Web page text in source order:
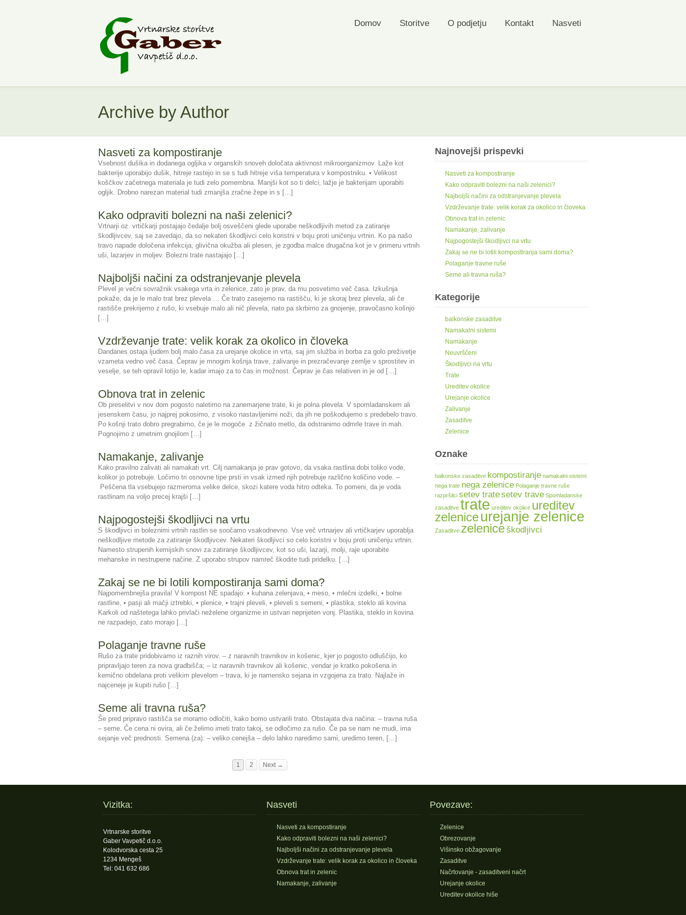
Domov Storitve O podjetju Kontakt Nasveti
Archive by Author
Nasveti za kompostiranje
Vsebnost dušika in dodanega ogljika v organskih snoveh določata aktivnost mikroorganizmov. Laže kot
bakterije uporabijo dušik, hitreje rastejo in se s tudi hitreje viša temperatura v kompostniku. • Velikost
koščkov začetnega materiala je tudi zelo pomembna. Manjši kot so ti delci, lažje je bakterijam uporabiti
ogljik. Drobno narezan material tudi zmanjša zračne žepe in s […]
Kako odpraviti bolezni na naši zelenici?
Vrtnarji oz. vrtičkarji postajajo čedalje bolj osveščeni glede uporabe neškodljivih metod za zatiranje
škodljivcev, saj se zavedajo, da so nekateri škodljivci celo koristni v boju proti uničenju vrtnin. Ko pa našo
travo napade določena infekcija, glivična okužba ali plesen, je zgodba malce drugačna kot je v primeru vrtnih
uši, lazarjev in moljev. Bolezni trate nastajajo […]
Najboljši načini za odstranjevanje plevela
Plevel je večni sovražnik vsakega vrta in zelenice, zato je prav, da mu posvetimo več časa. Izkušnja
pokaže, da je le malo trat brez plevela … Če trato zasejemo na rastišču, ki je skoraj brez plevela, ali če
rastišče prekrijemo z rušo, ki vsebuje malo ali nič plevela, nato pa skrbimo za gnojenje, pravočasno košnjo
[…]
Vzdrževanje trate: velik korak za okolico in človeka
Dandanes ostaja ljudem bolj malo časa za urejanje okolice in vrta, saj jim služba in borba za golo preživetje
vzameta vedno več časa. Čeprav je mnogim košnja trave, zalivanje in prezračevanje zemlje v sprostitev in
veselje, se teh opravil lotijo le, kadar imajo za to čas in možnost. Čeprav je čas relativen in je od […]
Obnova trat in zelenic
Ob preselitvi v nov dom pogosto naletimo na zanemarjene trate, ki je polna plevela. V spomladanskem ali
jesenskem času, jo najprej pokosimo, z visoko nastavljenimi noži, da jih ne poškodujemo s predebelo travo.
Po košnji trato dobro pregrabimo, če je le mogoče z žičnato metlo, da odstranimo odmrle trave in mah.
Pognojimo z umetnim gnojilom […]
Namakanje, zalivanje
Kako pravilno zalivati ali namakati vrt. Cilj namakanja je prav gotovo, da vsaka rastlina dobi toliko vode,
kolikor jo potrebuje. Ločimo tri osnovne tipe prsti in vsak izmed njih potrebuje različno količino vode. –
Peščena tla vsebujejo razmeroma velike delce, skozi katere voda hitro odteka. To pomeni, da je voda
rastlinam na voljo precej krajši […]
Najpogostejši škodljivci na vrtu
S škodljivci in boleznimi vrtnih rastlin se soočamo vsakodnevno. Vse več vrtnarjev ali vrtičkarjev uporablja
neškodljive metode za zatiranje škodljivcev. Nekateri škodljivci so celo koristni v boju proti uničenju vrtnin.
Namesto strupenih kemijskih snovi za zatiranje škodljivcev, kot so uši, lazarji, molji, raje uporabite
mehanske in nestrupene načine. Z uporabo strupov namreč škodite tudi pridelku. […]
Zakaj se ne bi lotili kompostiranja sami doma?
Najpomembnejša pravila! V kompost NE spadajo: • kuhana zelenjava, • meso, • mlečni izdelki, • bolne
rastline, • pasji ali mačji iztrebki, • plenice, • trajni pleveli, • pleveli s semeni, • plastika, steklo ali kovina.
Karkoli od naštetega lahko privlači neželene organizme in ustvari neprijeten vonj. Plastika, steklo in kovina
ne razpadejo, zato morajo […]
Polaganje travne ruše
Rušo za trate pridobivamo iz raznih virov. – z naravnih travnikov in košenic, kjer jo pogosto odluščijo, ko
pripravljajo teren za nova gradbišča; – iz naravnih travnikov ali košenic, vendar je kratko pokošena in
kemično obdelana proti velikim plevelom – trava, ki je namensko sejana in vzgojena za trato. Najlaže in
najceneje je kupiti rušo […]
Seme ali travna ruša?
Še pred pripravo rastišča se moramo odločiti, kako bomo ustvarili trato. Obstajata dva načina: – travna ruša
– seme. Če cena ni ovira, ali če želimo imeti trato takoj, se odločimo za rušo. Če pa se nam ne mudi, ima
sejanje več prednosti. Semena (za): – veliko cenejša – delo lahko naredimo sami, uredimo teren, […]
1 2 Next →
Najnovejši prispevki
Nasveti za kompostiranje
Kako odpraviti bolezni na naši zelenici?
Najboljši načini za odstranjevanje plevela
Vzdrževanje trate: velik korak za okolico in človeka
Obnova trat in zelenic
Namakanje, zalivanje
Najpogostejši škodljivci na vrtu
Zakaj se ne bi lotili kompostiranja sami doma?
Polaganje travne ruše
Seme ali travna ruša?
Kategorije
balkonske zasaditve
Namakalni sistemi
Namakanje
Neuvrščeni
Škodljivci na vrtu
Trate
Ureditev okolice
Urejanje okolice
Zalivanje
Zasaditve
Zelenice
Oznake
balkonske zasaditve kompostiranje namakalni sistemi
nega trate nega zelenice Polaganje travne ruše
razpršilci setev tratesetev trave Spomladanske
zasaditve trate ureditev okolice ureditev
zeleniceurejanje zelenice
Zasaditve zeleniceškodljivci
Vizitka:
Vrtnarske storitve
Gaber Vavpetič d.o.o.
Kolodvorska cesta 25
1234 Mengeš
Tel: 041 632 686
Nasveti
Nasveti za kompostiranje
Kako odpraviti bolezni na naši zelenici?
Najboljši načini za odstranjevanje plevela
Vzdrževanje trate: velik korak za okolico in človeka
Obnova trat in zelenic
Namakanje, zalivanje
Povezave:
Zelenice
Obrezovanje
Višinsko obžagovanje
Zasaditve
Načrtovanje - zasaditveni načrt
Urejanje okolice
Ureditev okolice hiše